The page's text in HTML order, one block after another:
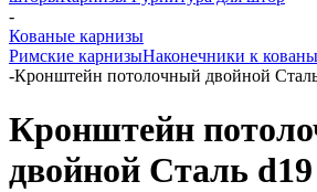
-
Кованые карнизы
Римские карнизыНаконечники к
-Кронштейн потолочный двойной
Кронштейн
двойной Сталь d19